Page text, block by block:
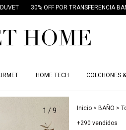
30% OFF POR TRANSFERENCIA BANCARIA
HOME TECH COLCHONES
1 /9 Inicio > BAÑO >
+290 vendidos